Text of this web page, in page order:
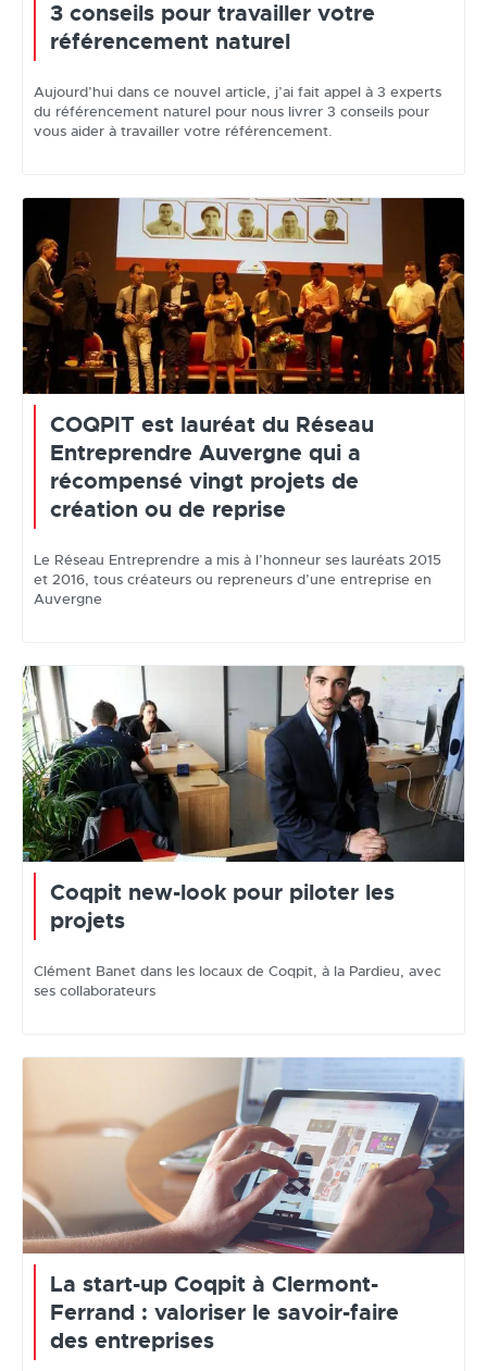
3 conseils pour travailler votre
référencement naturel
Aujourd’hui dans ce nouvel article, j’ai fait appel à 3 experts
du référencement naturel pour nous livrer 3 conseils pour
vous aider à travailler votre référencement.
COQPIT est lauréat du Réseau
Entreprendre Auvergne qui a
récompensé vingt projets de
création ou de reprise
Le Réseau Entreprendre a mis à l’honneur ses lauréats 2015
et 2016, tous créateurs ou repreneurs d’une entreprise en
Auvergne
Coqpit new-look pour piloter les
projets
Clément Banet dans les locaux de Coqpit, à la Pardieu, avec
ses collaborateurs
La start-up Coqpit à Clermont-
Ferrand : valoriser le savoir-faire
des entreprises